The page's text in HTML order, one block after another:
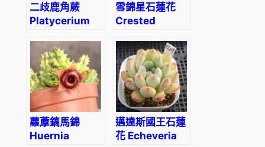
二歧鹿角蕨
Platycerium
雪錦星石蓮花
Crested
Plant
(Echeveria
pulvinata
‘Frosty
crested’) (直
徑4-5cm)
蘿藦鎬馬錦
Huernia
邁達斯國王石蓮
花 Echeveria